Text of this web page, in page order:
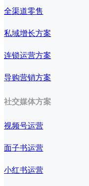
全渠道零售
私域增长方案
连锁运营方案
导购营销方案
社交媒体方案
视频号运营
面子书运营
小红书运营